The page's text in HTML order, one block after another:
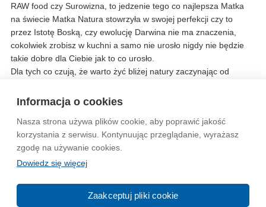
Informacja o cookies
Nasza strona używa plików cookie, aby poprawić jakość
korzystania z serwisu. Kontynuując przeglądanie, wyrażasz
zgodę na używanie cookies.
Dowiedz się więcej
Zaakceptuj pliki cookie
RAW food czy Surowizna, to jedzenie tego co najlepsza Matka
na świecie Matka Natura stowrzyła w swojej perfekcji czy to
przez Istotę Boską, czy ewolucję Darwina nie ma znaczenia,
cokolwiek zrobisz w kuchni a samo nie urosło nigdy nie będzie
takie dobre dla Ciebie jak to co urosło.
Dla tych co czują, że warto żyć bliżej natury zaczynając od
Zapraszam
Wytyczne dla społeczności Regulamin Prywatność
Reklama Kontakt